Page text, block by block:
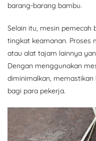
barang-barang bambu.
Selain itu, mesin
tingkat keamanan. Proses
atau alat tajam lainnya
Dengan menggunakan
diminimalkan,
bagi para pekerja.